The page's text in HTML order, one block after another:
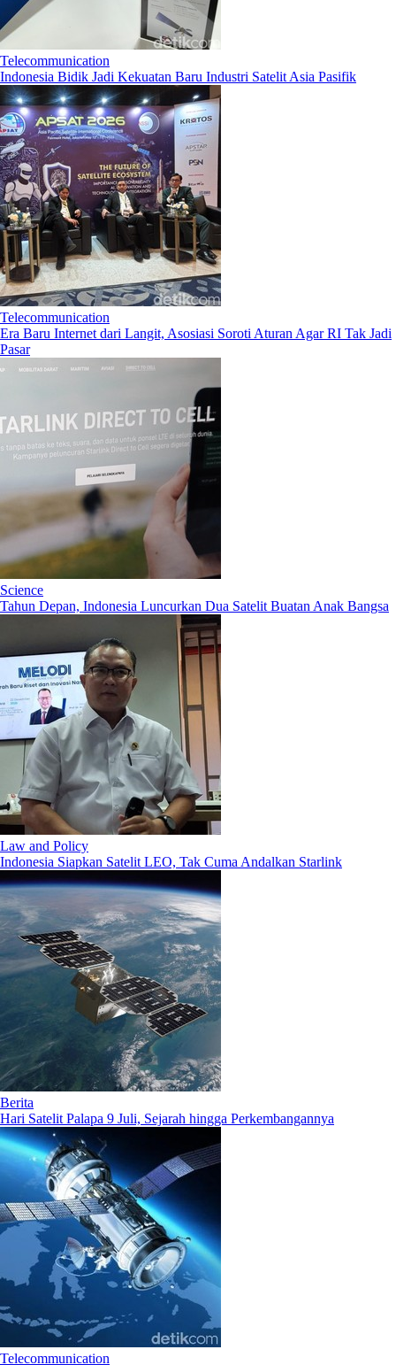
Telecommunication
Indonesia Bidik Jadi Kekuatan Baru Industri Satelit Asia Pasifik
Telecommunication
Era Baru Internet dari Langit, Asosiasi Soroti Aturan Agar RI Tak Jadi
Pasar
Science
Tahun Depan, Indonesia Luncurkan Dua Satelit Buatan Anak Bangsa
Law and Policy
Indonesia Siapkan Satelit LEO, Tak Cuma Andalkan Starlink
Berita
Hari Satelit Palapa 9 Juli, Sejarah hingga Perkembangannya
Telecommunication